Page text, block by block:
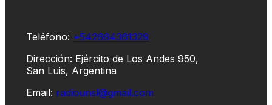
Teléfono: +542664361329
Dirección: Ejército de Los Andes 950,
San Luis, Argentina
Email: radiounsl@gmail.com